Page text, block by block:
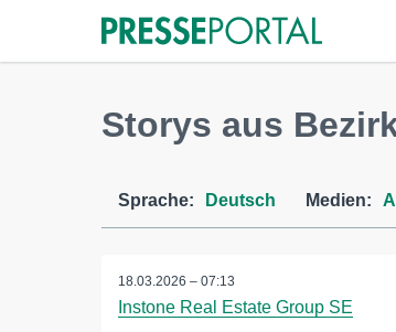
Storys aus
Sprache: Deutsch Medien:
18.03.2026 – 07:13
Instone Real Estate Group SE